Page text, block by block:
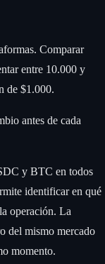
Comparar
entre 10.000 y
de $1.000.
antes de cada
y BTC en todos
identificar en qué
operación. La
del mismo mercado
momento.